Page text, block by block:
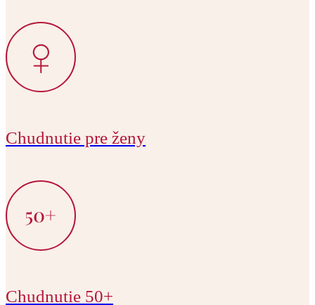
Chudnutie pre ženy
Chudnutie 50+